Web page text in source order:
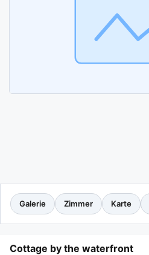
Galerie Zimmer Karte
Cottage by the waterfront